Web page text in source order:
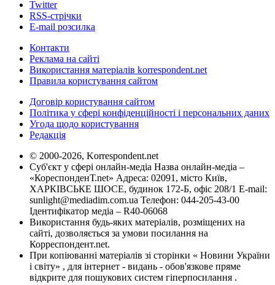
Twitter
RSS-стрічки
E-mail розсилка
Контакти
Реклама на сайті
Використання матеріалів korrespondent.net
Правила користування сайтом
Договір користування сайтом
Політика у сфері конфіденційності і персональних даних
Угода щодо користування
Редакція
© 2000-2026, Korrespondent.net
Суб'єкт у сфері онлайн-медіа Назва онлайн-медіа –
«КореспонденТ.net» Адреса: 02091, місто Київ,
ХАРКІВСЬКЕ ШОСЕ, будинок 172-Б, офіс 208/1 E-mail:
sunlight@mediadim.com.ua Телефон: 044-205-43-00
Ідентифікатор медіа – R40-06068
Використання будь-яких матеріалів, розміщених на
сайті, дозволяється за умови посилання на
Корреспондент.net.
При копіюванні матеріалів зі сторінки « Новини України
і світу» , для інтернет - видань - обов'язкове пряме
відкрите для пошукових систем гіперпосилання .